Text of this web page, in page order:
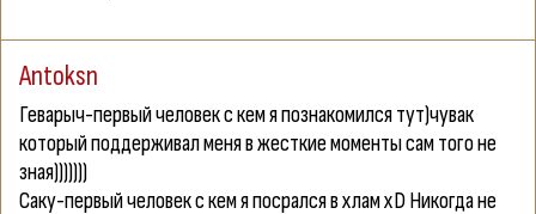
Antoksn
Геварыч-первый человек с кем я познакомился тут)чувак
который поддерживал меня в жесткие моменты сам того не
зная)))))))
Саку-первый человек с кем я посрался в хлам xD Никогда не